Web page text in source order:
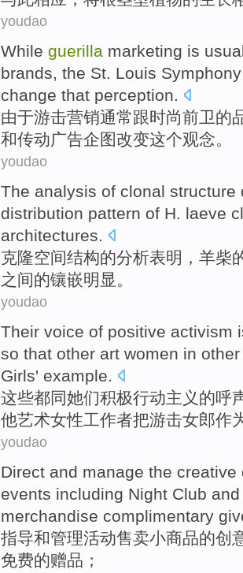
youdao
While guerilla marketing is
brands, the St. Louis Symphony
change that perception.
由于游击营销通常跟时尚前卫的
和传动广告企图改变这个观念。
youdao
The analysis of clonal structure
distribution pattern of H. laeve
architectures.
克隆空间结构的分析表明 ， 羊柴
之间的镶嵌明显。
youdao
Their voice of positive activism
so that other art women in other
Girls' example.
这些都同她们积极行动主义 的呼
他艺术女性工作者把游击女郎作
youdao
Direct and manage the creative
events including Night Club
merchandise complimentary
指导和管理活动售卖小商品的创
免费的赠品；